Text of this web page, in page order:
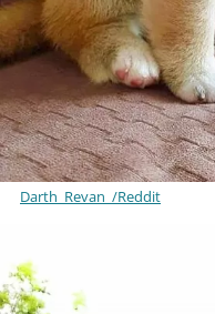
Darth_Revan_/Reddit